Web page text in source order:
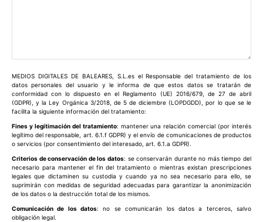
MEDIOS DIGITALES DE BALEARES, S.L.es el Responsable del tratamiento de los
datos personales del usuario y le informa de que estos datos se tratarán de
conformidad con lo dispuesto en el Reglamento (UE) 2016/679, de 27 de abril
(GDPR), y la Ley Orgánica 3/2018, de 5 de diciembre (LOPDGDD), por lo que se le
facilita la siguiente información del tratamiento:
Fines y legitimación del tratamiento: mantener una relación comercial (por interés
legítimo del responsable, art. 6.1.f GDPR) y el envío de comunicaciones de productos
o servicios (por consentimiento del interesado, art. 6.1.a GDPR).
Criterios de conservación de los datos: se conservarán durante no más tiempo del
necesario para mantener el fin del tratamiento o mientras existan prescripciones
legales que dictaminen su custodia y cuando ya no sea necesario para ello, se
suprimirán con medidas de seguridad adecuadas para garantizar la anonimización
de los datos o la destrucción total de los mismos.
Comunicación de los datos: no se comunicarán los datos a terceros, salvo
obligación legal.